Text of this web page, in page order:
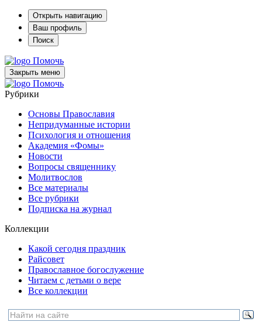
Открыть навигацию
Ваш профиль
Поиск
Помочь
Закрыть меню
Помочь
Рубрики
Основы Православия
Непридуманные истории
Психология и отношения
Академия «Фомы»
Новости
Вопросы священнику
Молитвослов
Все материалы
Все рубрики
Подписка на журнал
Коллекции
Какой сегодня праздник
Райсовет
Православное богослужение
Читаем с детьми о вере
Все коллекции